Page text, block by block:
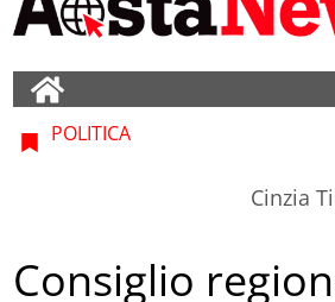
POLITICA
Cinzia
Consiglio